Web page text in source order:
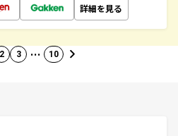
詳細を見る
2 3 … 10